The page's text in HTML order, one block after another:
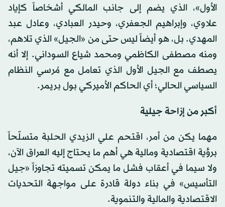
الأول»، الذي يضم إلى جانب المالكي أشخاصاً كإياد
علاوي، وإبراهيم الجعفري، وحيدر العبادي، وعادل عبد
المهدي. بل، هو أيضاً ليس حتى من «الجيل» الذي تلاهم،
ومنه مصطفى الكاظمي ومحمد شياع السوداني. إلا أنه
يصطف مع الجيل الأول الذي تعامل مع مُرسي النظام
السياسي الحالي؛ أي الحاكم الأميركي بول بريمر.
أكبر من إزاحة جيلية
مهما يكن من أمر، اقتحم علي الزيدي الحلبة متسلّحاً
برؤية اقتصادية ومالية هي أهم ما يحتاج إليه العراق الآن،
ولا سيما في أعقاب فشل ما يمكن تسميته تجاوزاً «جيل
التأسيس» في بناء دولة قادرة على مواجهة التحديات
الاقتصادية والمالية والتنموية.